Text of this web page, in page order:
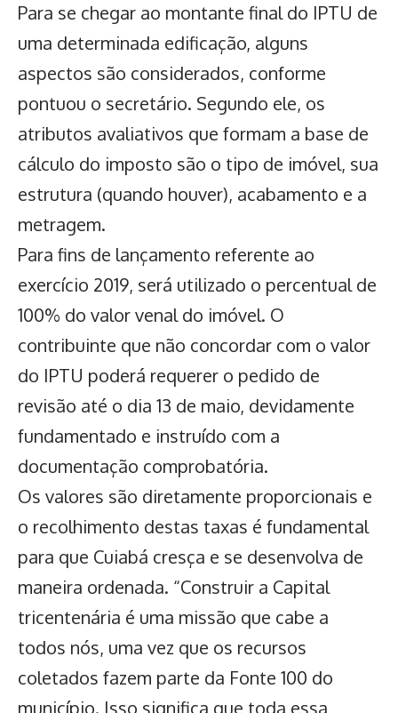
Para se chegar ao montante final do IPTU de
uma determinada edificação, alguns
aspectos são considerados, conforme
pontuou o secretário. Segundo ele, os
atributos avaliativos que formam a base de
cálculo do imposto são o tipo de imóvel, sua
estrutura (quando houver), acabamento e a
metragem.
Para fins de lançamento referente ao
exercício 2019, será utilizado o percentual de
100% do valor venal do imóvel. O
contribuinte que não concordar com o valor
do IPTU poderá requerer o pedido de
revisão até o dia 13 de maio, devidamente
fundamentado e instruído com a
documentação comprobatória.
Os valores são diretamente proporcionais e
o recolhimento destas taxas é fundamental
para que Cuiabá cresça e se desenvolva de
maneira ordenada. “Construir a Capital
tricentenária é uma missão que cabe a
todos nós, uma vez que os recursos
coletados fazem parte da Fonte 100 do
município. Isso significa que toda essa